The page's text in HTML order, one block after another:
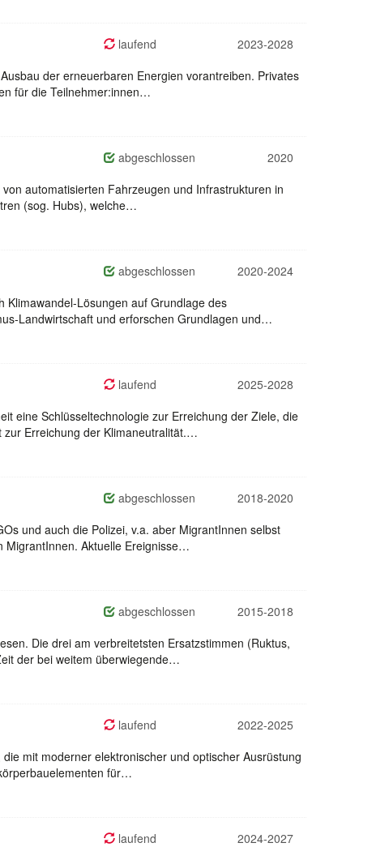
laufend
2023-2028
der erneuerbaren Energien vorantreiben. Privates
für die Teilnehmer:innen…
abgeschlossen
2020
automatisierten Fahrzeugen und Infrastrukturen in
(sog. Hubs), welche…
abgeschlossen
2020-2024
Klimawandel-Lösungen auf Grundlage des
Landwirtschaft und erforschen Grundlagen und…
laufend
2025-2028
eine Schlüsseltechnologie zur Erreichung der Ziele, die
zur Erreichung der Klimaneutralität.…
abgeschlossen
2018-2020
und auch die Polizei, v.a. aber MigrantInnen selbst
MigrantInnen. Aktuelle Ereignisse…
abgeschlossen
2015-2018
Die drei am verbreitetsten Ersatzstimmen (Ruktus,
der bei weitem überwiegende…
laufend
2022-2025
mit moderner elektronischer und optischer Ausrüstung
für…
laufend
2024-2027